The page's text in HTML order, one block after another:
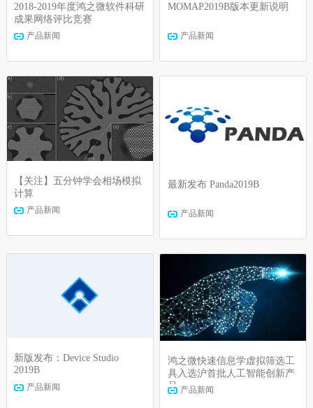
2018-2019年度鸿之微软件科研
成果网络评比竞赛
产品新闻
MOMAP2019B版本更新说明
产品新闻
【关注】五分钟学会相场模拟
计算
产品新闻
最新发布 Panda2019B
产品新闻
新版发布：Device Studio
2019B
产品新闻
鸿之微快速信息学虚拟筛选工
具入选沪首批人工智能创新产
品 产品新闻